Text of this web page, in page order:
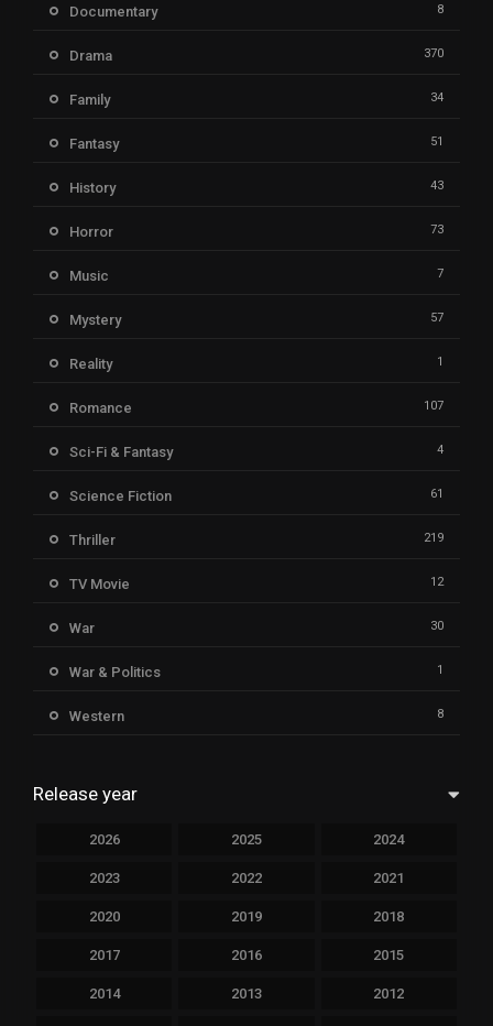
Documentary 8
Drama 370
Family 34
Fantasy 51
History 43
Horror 73
Music 7
Mystery 57
Reality 1
Romance 107
Sci-Fi & Fantasy 4
Science Fiction 61
Thriller 219
TV Movie 12
War 30
War & Politics 1
Western 8
Release year
2026 2025 2024
2023 2022 2021
2020 2019 2018
2017 2016 2015
2014 2013 2012